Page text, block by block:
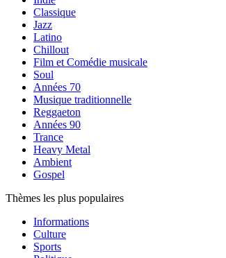
Classique
Jazz
Latino
Chillout
Film et Comédie musicale
Soul
Années 70
Musique traditionnelle
Reggaeton
Années 90
Trance
Heavy Metal
Ambient
Gospel
Thèmes les plus populaires
Informations
Culture
Sports